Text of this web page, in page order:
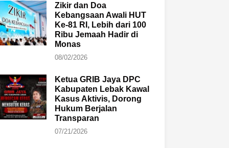
Zikir dan Doa
Kebangsaan Awali HUT
Ke-81 RI, Lebih dari 100
Ribu Jemaah Hadir di
Monas
08/02/2026
Ketua GRIB Jaya DPC
Kabupaten Lebak Kawal
Kasus Aktivis, Dorong
Hukum Berjalan
Transparan
07/21/2026